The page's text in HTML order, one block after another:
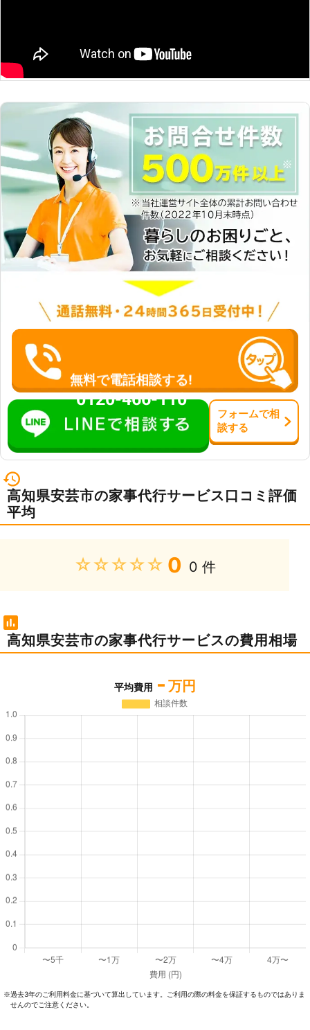
無料で電話相談する!
0120-466-110
フォームで相
談する
高知県安芸市の家事代行サービス口コミ評価
平均
★★★★★ 0 0 件
高知県安芸市の家事代行サービスの費用相場
平均費用 - 万円
※過去3年のご利⽤料⾦に基づいて算出しています。ご利⽤の際の料⾦を保証するものではありま
せんのでご注意ください。